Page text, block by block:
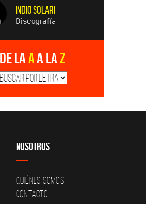
Indio Solari
Discografía
De laAa laZ
Nosotros
Quiénes Somos
Contacto